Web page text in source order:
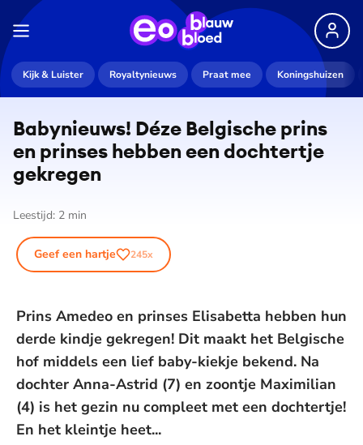
Kijk & Luister Royaltynieuws Praat mee Koningshuizen
Babynieuws! Déze Belgische prins
en prinses hebben een dochtertje
gekregen
Leestijd: 2 min
Geef een hartje 245x
Prins Amedeo en prinses Elisabetta hebben hun
derde kindje gekregen! Dit maakt het Belgische
hof middels een lief baby-kiekje bekend. Na
dochter Anna-Astrid (7) en zoontje Maximilian
(4) is het gezin nu compleet met een dochtertje!
En het kleintje heet...